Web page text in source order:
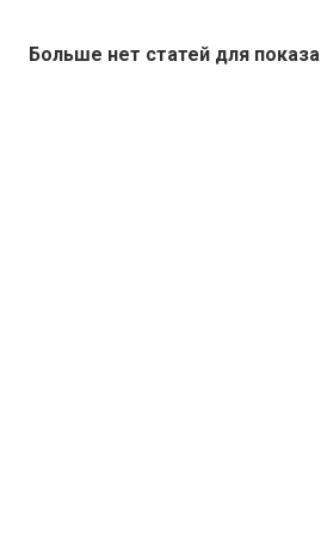
Больше нет статей для показа